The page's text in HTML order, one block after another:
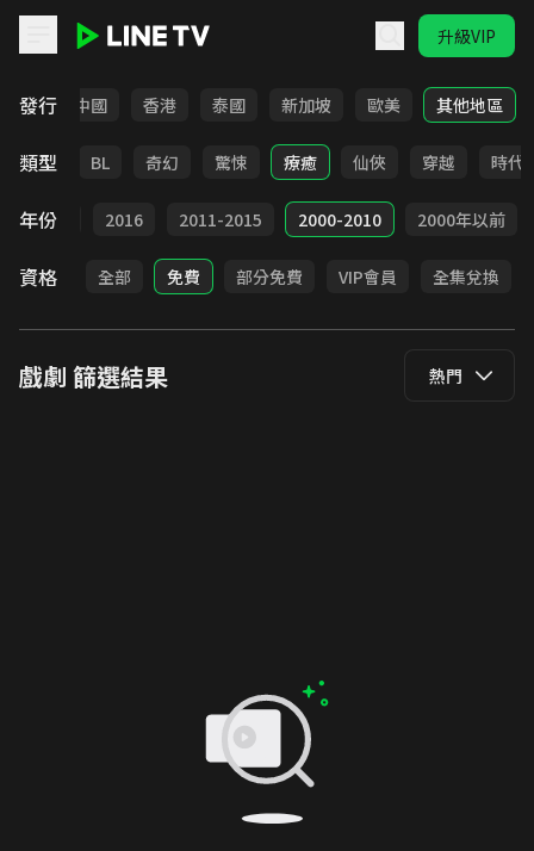
升級VIP
發行
韓國 中國 香港 泰國 新加坡 歐美 其他地區
類型
勵志 BL 奇幻 驚悚 療癒 仙俠 穿越 時代
年份
2017 2016 2011-2015 2000-2010 2000年以前
資格 全部 免費 部分免費 VIP會員 全集兌換
戲劇 篩選結果 熱門